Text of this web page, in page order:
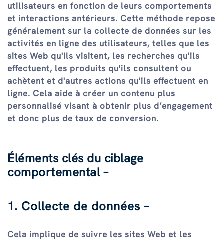
utilisateurs en fonction de leurs comportements
et interactions antérieurs. Cette méthode repose
généralement sur la collecte de données sur les
activités en ligne des utilisateurs, telles que les
sites Web qu'ils visitent, les recherches qu'ils
effectuent, les produits qu'ils consultent ou
achètent et d'autres actions qu'ils effectuent en
ligne. Cela aide à créer un contenu plus
personnalisé visant à obtenir plus d’engagement
et donc plus de taux de conversion.
Éléments clés du ciblage
comportemental –
1. Collecte de données –
Cela implique de suivre les sites Web et les